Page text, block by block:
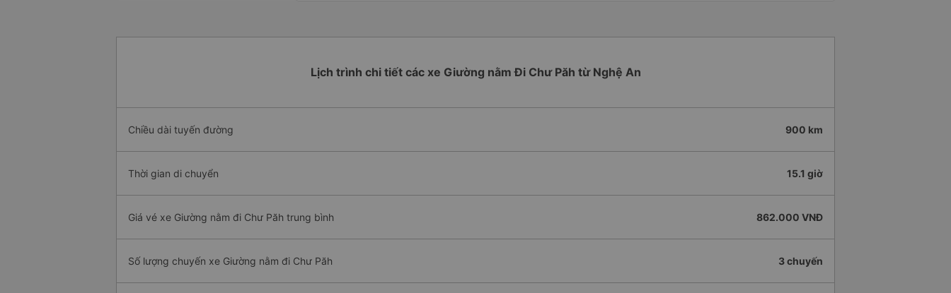
Lịch trình chi tiết các xe Giường nằm Đi Chư Păh từ Nghệ An
Chiều dài tuyến đường 900 km
Thời gian di chuyển 15.1 giờ
Giá vé xe Giường nằm đi Chư Păh trung bình 862.000 VNĐ
Số lượng chuyến xe Giường nằm đi Chư Păh 3 chuyến